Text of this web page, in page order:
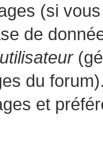
(si
de
du
et